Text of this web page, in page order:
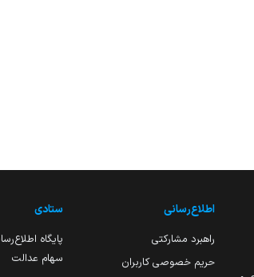
اطلاع‌رسانی
راهبرد مشارکتی
حریم خصوصی کاربران
ستادی
پایگاه
سهام عدالت